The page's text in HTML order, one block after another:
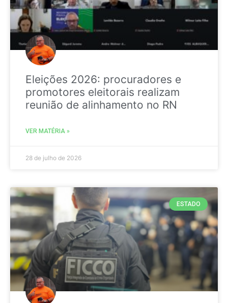
Eleições 2026: procuradores e
promotores eleitorais realizam
reunião de alinhamento no RN
VER MATÉRIA »
28 de julho de 2026
ESTADO